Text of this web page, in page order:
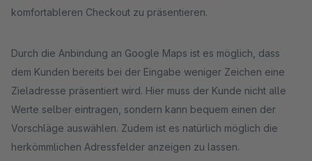
komfortableren Checkout zu präsentieren.
Durch die Anbindung an Google Maps ist es möglich, dass
dem Kunden bereits bei der Eingabe weniger Zeichen eine
Zieladresse präsentiert wird. Hier muss der Kunde nicht alle
Werte selber eintragen, sondern kann bequem einen der
Vorschläge auswählen. Zudem ist es natürlich möglich die
herkömmlichen Adressfelder anzeigen zu lassen.